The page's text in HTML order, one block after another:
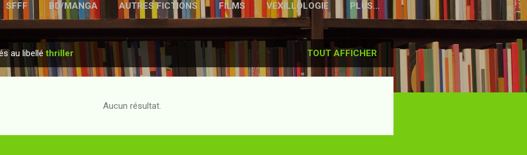
SFFF BD/MANGA AUTRES FICTIONS FILMS VEXILLOLOGIE PLUS…
MENTIONS LÉGALES
au libelléthriller TOUT AFFICHER
Aucun résultat.